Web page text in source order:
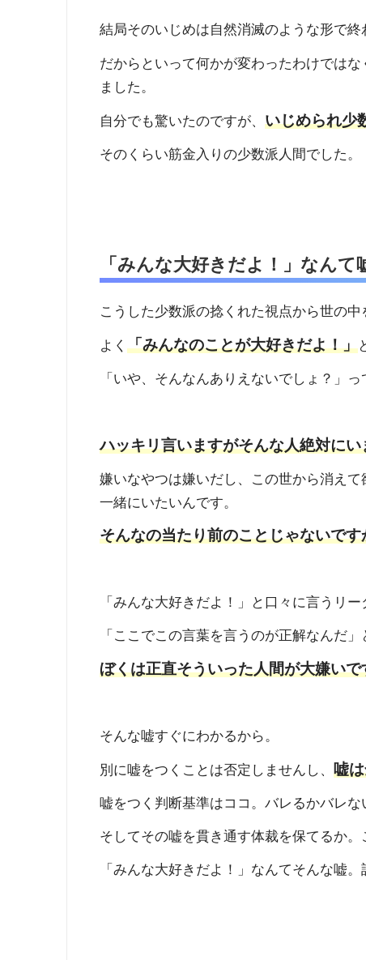
結局そのいじめは自然消滅のような形で
だからといって何かが変わったわけでは
ました。
自分でも驚いたのですが、 いじめられ少
そのくらい筋金入りの少数派人間でした。
「みんな大好きだよ！」なんて
こうした少数派の捻くれた視点から世の
よく 「みんなのことが大好きだよ！」
「いや、そんなんありえないでしょ？」っ
ハッキリ言いますがそんな人絶対にい
嫌いなやつは嫌いだし、この世から消え
一緒にいたいんです。
そんなの当たり前のことじゃないです
「みんな大好きだよ！」と口々に言うリ
「ここでこの言葉を言うのが正解なんだ
ぼくは正直そういった人間が大嫌いで
そんな嘘すぐにわかるから。
別に嘘をつくことは否定しませんし、 嘘
嘘をつく判断基準はココ。バレるかバレな
そしてその嘘を貫き通す体裁を保てるか。
「みんな大好きだよ！」なんてそんな嘘